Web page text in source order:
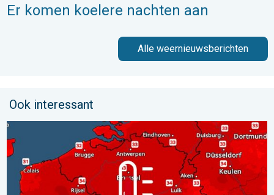
Er komen koelere nachten aan
Alle weernieuwsberichten
Ook interessant
Woensdag bijna overal tropisch warm. Tot maximaal 35